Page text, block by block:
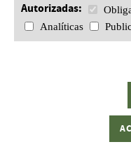
Autorizadas:
Analíticas